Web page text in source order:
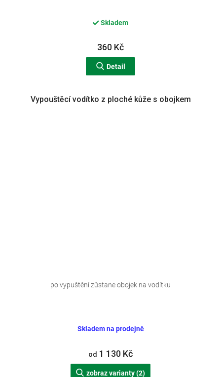
Skladem
360 Kč
Detail
Vypouštěcí vodítko z ploché kůže s obojkem
Skladem na prodejně
od 1 130 Kč
zobraz varianty (2)
po vypuštění zůstane obojek na vodítku